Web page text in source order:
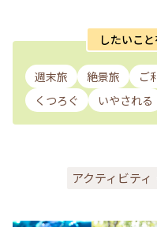
したいこ
週末旅 絶景旅 ご
くつろぐ
いやされる
アクティビティ